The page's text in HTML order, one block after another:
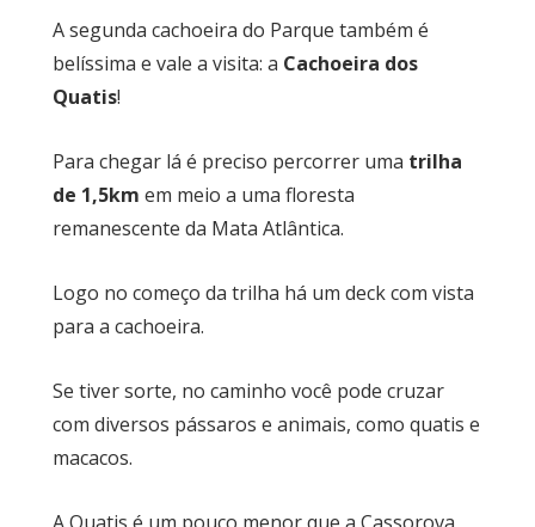
A segunda cachoeira do Parque também é
belíssima e vale a visita: a Cachoeira dos
Quatis!
Para chegar lá é preciso percorrer uma trilha
de 1,5km em meio a uma floresta
remanescente da Mata Atlântica.
Logo no começo da trilha há um deck com vista
para a cachoeira.
Se tiver sorte, no caminho você pode cruzar
com diversos pássaros e animais, como quatis e
macacos.
A Quatis é um pouco menor que a Cassorova,